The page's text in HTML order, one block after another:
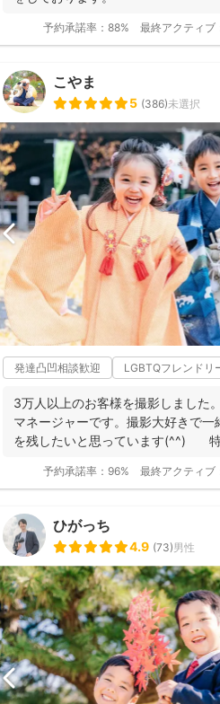
予約承諾率： 88% 最終アクティブ
こやま
5 (386)未選択
発達凸凹相談歓迎 LGBTQフレンドリ
3万人以上のお客様を撮影しました
マネージャーです。撮影大好きで一
を残したいと思っています(^^) 特
予約承諾率： 96% 最終アクティブ
ひがっち
4.9 (73)男性